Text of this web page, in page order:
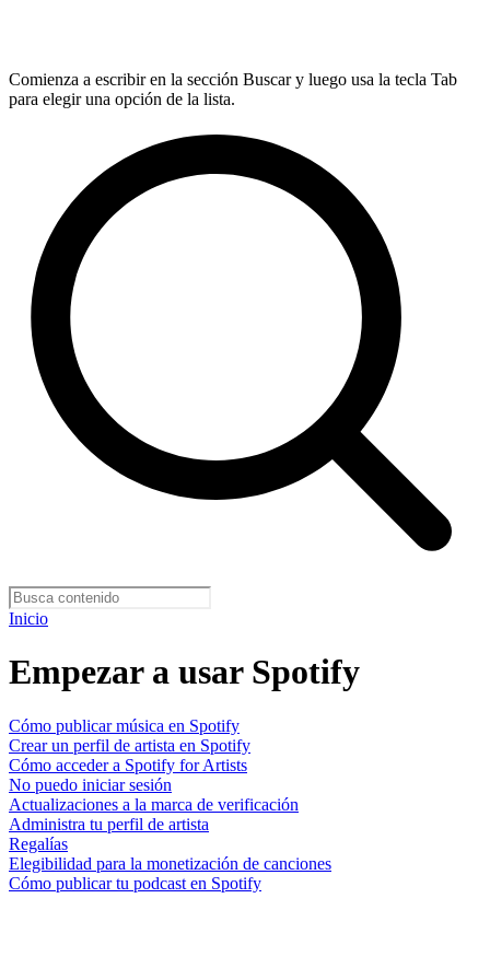
Comienza a escribir en la sección Buscar y luego usa la tecla Tab
para elegir una opción de la lista.
Inicio
Empezar a usar Spotify
Cómo publicar música en Spotify
Crear un perfil de artista en Spotify
Cómo acceder a Spotify for Artists
No puedo iniciar sesión
Actualizaciones a la marca de verificación
Administra tu perfil de artista
Regalías
Elegibilidad para la monetización de canciones
Cómo publicar tu podcast en Spotify